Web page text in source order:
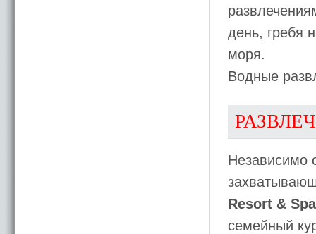
день, гребя
моря.
Водные
Независимо
Resort &
семейный